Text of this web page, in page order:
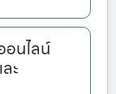
นไลน์
ะ